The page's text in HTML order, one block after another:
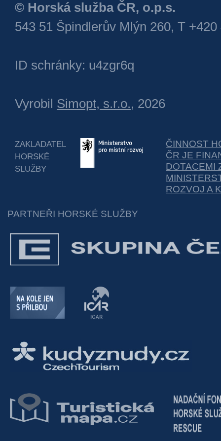
© Horská služba ČR, o.p.s.
543 51 Špindlerův Mlýn 260, T +420
ID schránky: u4zgr6q
Vyrobil Simopt, s.r.o., 2026
ZAKLADATEL
HORSKÉ
SLUŽBY
ČINNOST
ČR JE
DOTACEMI
ROZVOJ A
PARTNEŘI HORSKÉ SLUŽBY